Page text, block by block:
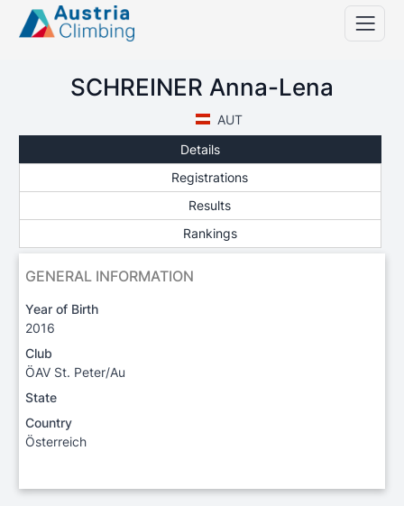
SCHREINER Anna-Lena
AUT
Details
Registrations
Results
Rankings
GENERAL INFORMATION
Year of Birth
2016
Club
ÖAV St. Peter/Au
State
Country
Österreich